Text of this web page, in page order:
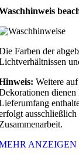
Farben der
Weitere
ANZEIGEN